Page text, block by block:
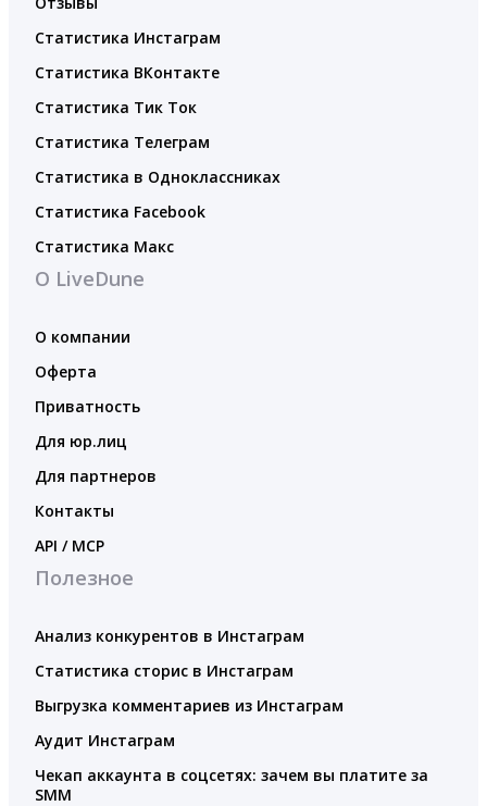
Статистика Инстаграм
Статистика ВКонтакте
Статистика Тик Ток
Статистика Телеграм
Статистика в Одноклассниках
Статистика Facebook
Статистика Макс
О LiveDune
О компании
Оферта
Приватность
Для юр.лиц
Для партнеров
Контакты
API / MCP
Полезное
Анализ конкурентов в Инстаграм
Статистика сторис в Инстаграм
Выгрузка комментариев из Инстаграм
Аудит Инстаграм
Чекап аккаунта в соцсетях: зачем вы платите за
SMM